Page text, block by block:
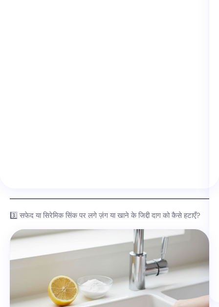
3️⃣ सफेद या सिरेमिक सिंक पर लगे ज़ंग या खाने के जिद्दी दाग को कैसे हटाएँ?